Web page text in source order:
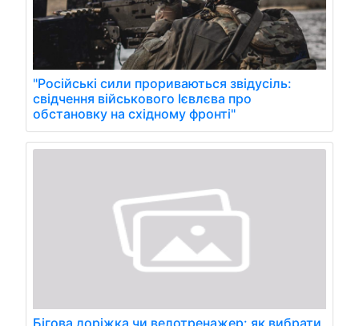
"Російські сили прориваються звідусіль:
свідчення військового Ієвлєва про
обстановку на східному фронті"